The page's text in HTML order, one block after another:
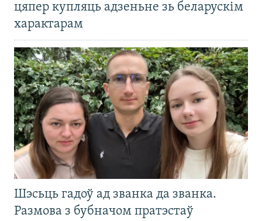
цяпер купляць адзеньне зь беларускім
характарам
Шэсьць гадоў ад званка да званка.
Размова з бубначом пратэстаў